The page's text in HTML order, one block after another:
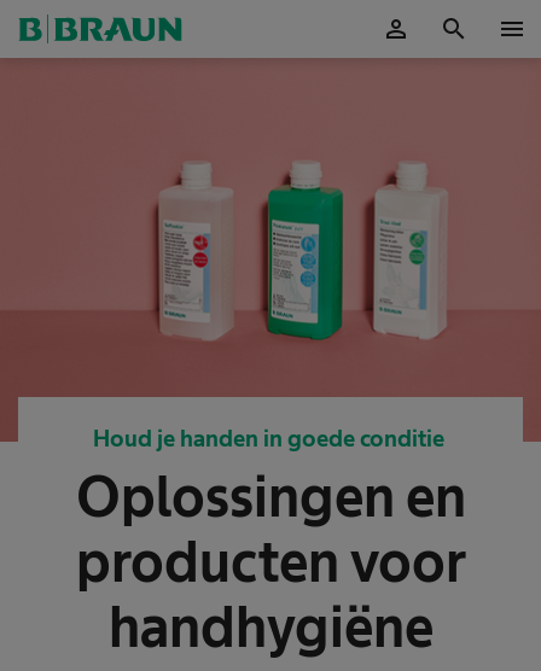
person search menu
Houd je handen in goede conditie
Oplossingen en
producten voor
handhygiëne